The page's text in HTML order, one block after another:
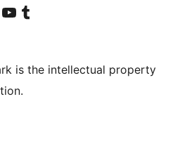
account
Truy cập kênh YouTube của chúng tôi Visit our Tumblr account
is the intellectual property